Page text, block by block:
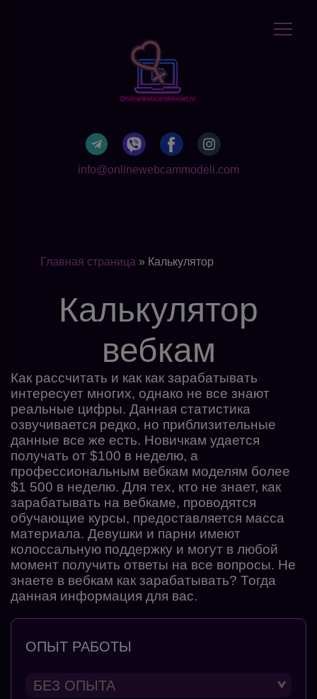
info@onlinewebcammodeli.com
Главная страница » Калькулятор
Калькулятор
вебкам
Как рассчитать и как как зарабатывать
интересует многих, однако не все знают
реальные цифры. Данная статистика
озвучивается редко, но приблизительные
данные все же есть. Новичкам удается
получать от $100 в неделю, а
профессиональным вебкам моделям более
$1 500 в неделю. Для тех, кто не знает, как
зарабатывать на вебкаме, проводятся
обучающие курсы, предоставляется масса
материала. Девушки и парни имеют
колоссальную поддержку и могут в любой
момент получить ответы на все вопросы. Не
знаете в вебкам как зарабатывать? Тогда
данная информация для вас.
ОПЫТ РАБОТЫ